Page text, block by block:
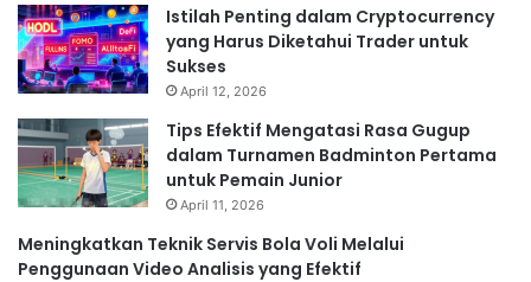
Istilah Penting dalam Cryptocurrency
yang Harus Diketahui Trader untuk
Sukses
April 12, 2026
Tips Efektif Mengatasi Rasa Gugup
dalam Turnamen Badminton Pertama
untuk Pemain Junior
April 11, 2026
Meningkatkan Teknik Servis Bola Voli Melalui
Penggunaan Video Analisis yang Efektif